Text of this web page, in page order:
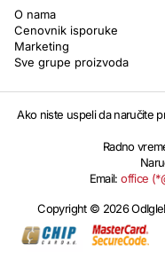
O nama
Cenovnik isporuke
Marketing
Sve grupe proizvoda
Ako niste uspeli da naručite
Radno
Email:office
Copyright © 2026